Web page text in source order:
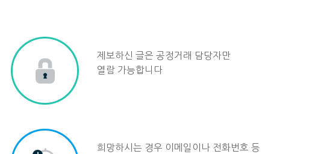
제보하신 글은 공정거래 담당자만
열람 가능합니다
희망하시는 경우 이메일이나 전화번호 등